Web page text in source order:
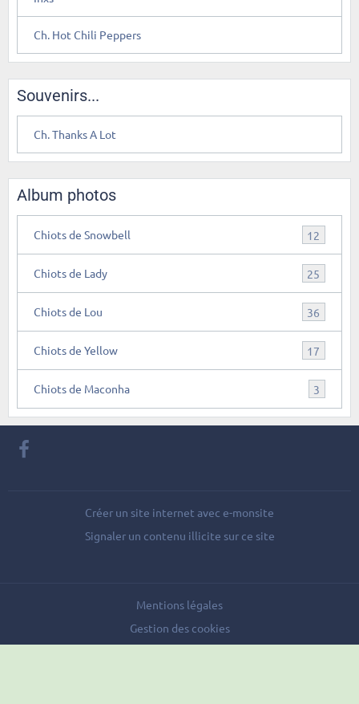
Ch. Hot Chili Peppers
Souvenirs...
Ch. Thanks A Lot
Album photos
Chiots de Snowbell 12
Chiots de Lady 25
Chiots de Lou 36
Chiots de Yellow 17
Chiots de Maconha 3
Créer un site internet avec e-monsite
Signaler un contenu illicite sur ce site
Mentions légales
Gestion des cookies